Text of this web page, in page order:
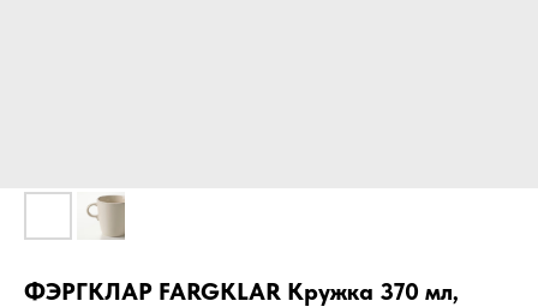
ФЭРГКЛАР FARGKLAR Кружка 370 мл,